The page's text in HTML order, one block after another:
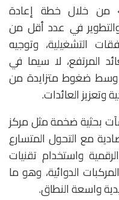
من خلال خطة إعادة
في عدد أقل من
التشغيلية، وتوجيه
المرتفع، لا سيما في
وسط ضغوط متزايدة من
العائدات.
بحثية ضخمة مثل مركز
مع التحول المتسارع
واستخدام تقنيات
الدوائية، وهو ما
واسعة النطاق.